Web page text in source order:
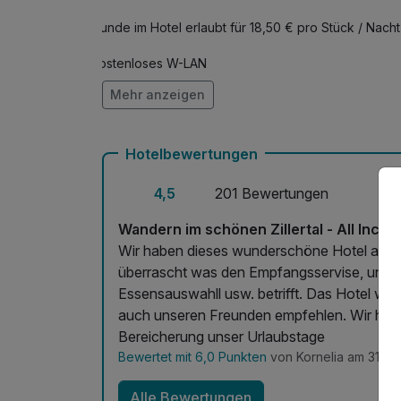
Hunde im Hotel erlaubt für 18,50 € pro Stück / Nacht
Kostenloses W-LAN
Mit Hotelbar
Mehr anzeigen
Hotelbewertungen
4,5
201 Bewertungen
Wandern im schönen Zillertal - All
Wir haben dieses wunderschöne Hotel auf
überrascht was den Empfangsservise,
Essensauswahll usw. betrifft. Das Hotel
auch unseren Freunden empfehlen. Wir haben uns
Bereicherung unser Urlaubstage
Bewertet mit 6,0 Punkten von Kornelia am
Alle Bewertungen